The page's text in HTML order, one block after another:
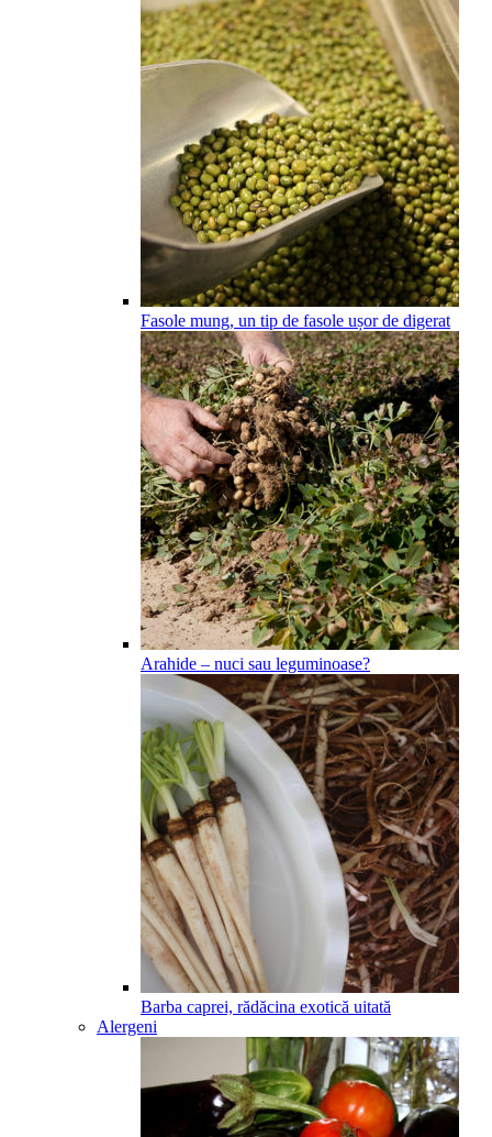
Fasole mung, un tip de fasole ușor de digerat
Arahide – nuci sau leguminoase?
Barba caprei, rădăcina exotică uitată
Alergeni